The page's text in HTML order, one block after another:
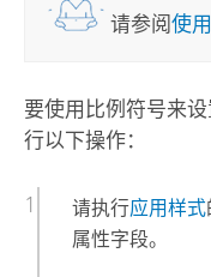
请参阅使
要使用比例符号来
行以下操作：
请执行应用样式
属性字段。